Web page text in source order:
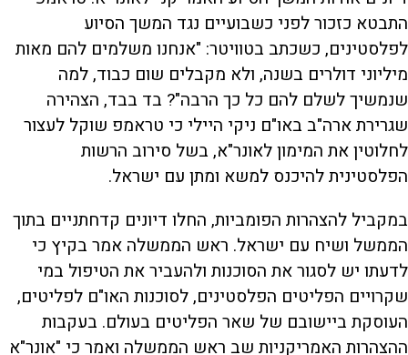
התבטא כזכור לפני כשבועיים נגד המשך הסיוע
לפלסטינים, כשכתב בטוויטר: "אנחנו משלמים להם מאות
מיליוני דולרים בשנה, ולא מקבלים שום כבוד, למה
שנמשיך לשלם להם כל כך הרבה"? בד בבד, הצהירה
שגרירת ארה"ב באו"ם ניקי היילי כי טראמפ שוקל לעצור
לחלוטין את המימון לאונר"א, בשל סירוב הרשות
הפלסטינית להיכנס למשא ומתן עם ישראל.
במקביל להצהרות הפומביות, החלו דיונים קדחתניים בתוך
הממשל ושיח עם ישראל. ראש הממשלה אמר בקיץ כי
לדעתו יש לסגור את הסוכנות ולהעביר את הטיפול במי
שקרויים הפליטים הפלסטינים, לסוכנות האו"ם לפליטים,
העוסקת ביישובם של שאר הפליטים בעולם. בעקבות
ההצהרות האמריקניות שב ראש הממשלה ואמר כי "אונר"א